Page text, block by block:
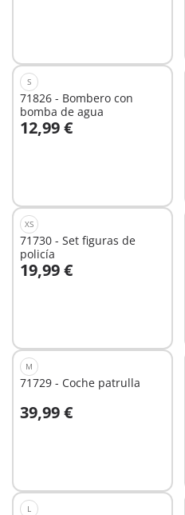
S
71826 - Bombero con
bomba de agua
12,99 €
A la cesta
XS
71730 - Set figuras de
policía
19,99 €
A la cesta
M
71729 - Coche patrulla
39,99 €
A la cesta
L